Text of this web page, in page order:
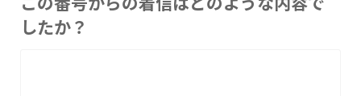
したか？